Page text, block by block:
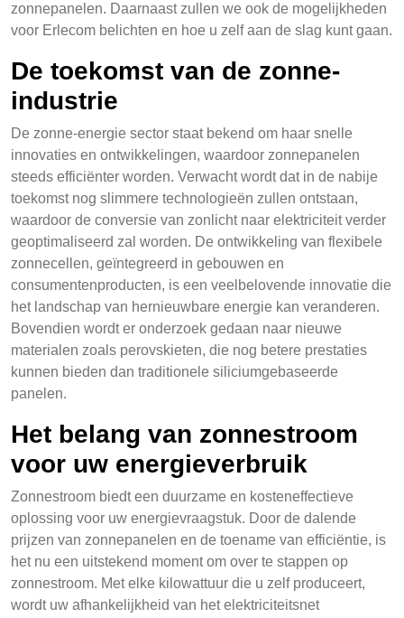
zonnepanelen. Daarnaast zullen we ook de mogelijkheden
voor Erlecom belichten en hoe u zelf aan de slag kunt gaan.
De toekomst van de zonne-
industrie
De zonne-energie sector staat bekend om haar snelle
innovaties en ontwikkelingen, waardoor zonnepanelen
steeds efficiënter worden. Verwacht wordt dat in de nabije
toekomst nog slimmere technologieën zullen ontstaan,
waardoor de conversie van zonlicht naar elektriciteit verder
geoptimaliseerd zal worden. De ontwikkeling van flexibele
zonnecellen, geïntegreerd in gebouwen en
consumentenproducten, is een veelbelovende innovatie die
het landschap van hernieuwbare energie kan veranderen.
Bovendien wordt er onderzoek gedaan naar nieuwe
materialen zoals perovskieten, die nog betere prestaties
kunnen bieden dan traditionele siliciumgebaseerde
panelen.
Het belang van zonnestroom
voor uw energieverbruik
Zonnestroom biedt een duurzame en kosteneffectieve
oplossing voor uw energievraagstuk. Door de dalende
prijzen van zonnepanelen en de toename van efficiëntie, is
het nu een uitstekend moment om over te stappen op
zonnestroom. Met elke kilowattuur die u zelf produceert,
wordt uw afhankelijkheid van het elektriciteitsnet